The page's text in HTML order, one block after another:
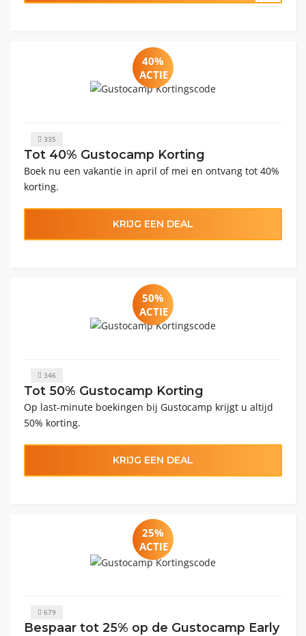
40%
ACTIE
335
Tot 40% Gustocamp Korting
Boek nu een vakantie in april of mei en ontvang tot 40%
korting.
KRIJG EEN DEAL
50%
ACTIE
346
Tot 50% Gustocamp Korting
Op last-minute boekingen bij Gustocamp krijgt u altijd
50% korting.
KRIJG EEN DEAL
25%
ACTIE
679
Bespaar tot 25% op de Gustocamp Early